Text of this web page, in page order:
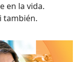
en la vida.
también.